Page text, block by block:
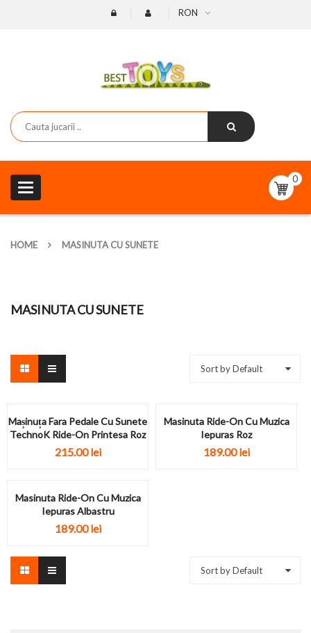
RON
Toggle
navigation
0
HOME MASINUTA CU SUNETE
MASINUTA CU SUNETE
Sort by Default
Mașinuța Fara Pedale Cu Sunete
TechnoK Ride-On Printesa Roz
215.00lei
Masinuta Ride-On Cu Muzica
Iepuras Roz
189.00lei
Masinuta Ride-On Cu Muzica
Iepuras Albastru
189.00lei
Sort by Default